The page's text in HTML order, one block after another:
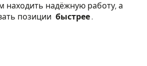
находить надёжную работу, а
позиции быстрее.